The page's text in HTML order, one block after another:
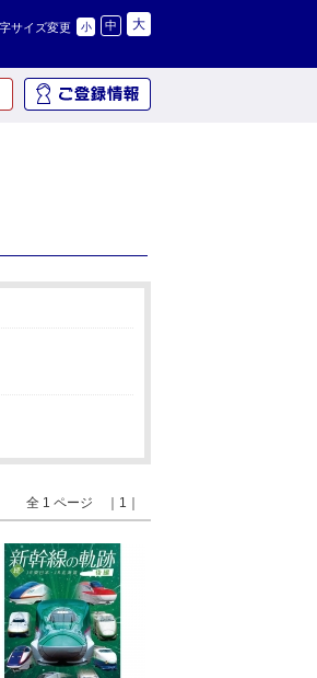
サイズ変更 小 中 大
全 1 ページ ｜1｜